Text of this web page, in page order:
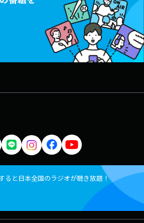
ると日本全国のラジオが聴き放題！